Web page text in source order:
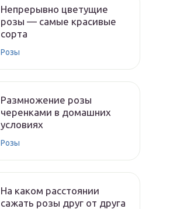
Непрерывно цветущие
розы — самые красивые
сорта
Розы
Размножение розы
черенками в домашних
условиях
Розы
На каком расстоянии
сажать розы друг от друга